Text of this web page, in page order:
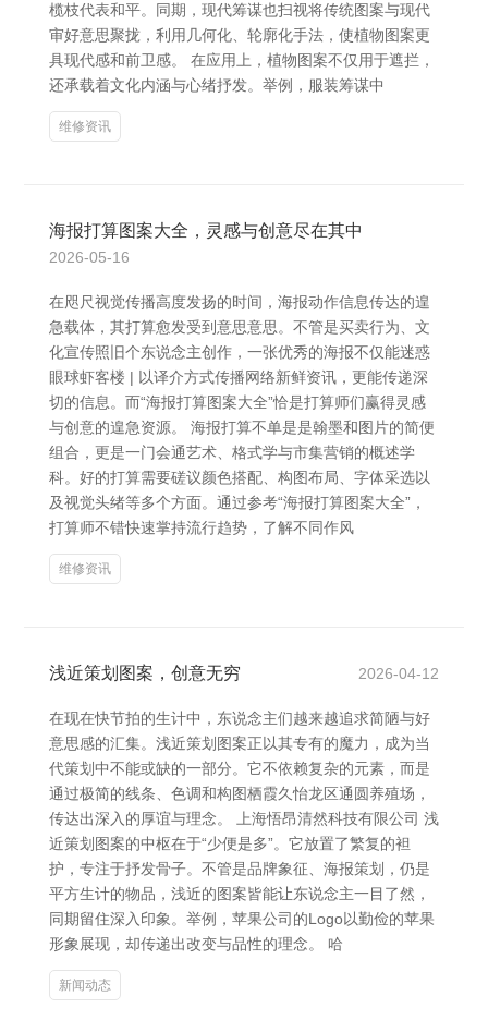
榄枝代表和平。同期，现代筹谋也扫视将传统图案与现代
审好意思聚拢，利用几何化、轮廓化手法，使植物图案更
具现代感和前卫感。 在应用上，植物图案不仅用于遮拦，
还承载着文化内涵与心绪抒发。举例，服装筹谋中
维修资讯
海报打算图案大全，灵感与创意尽在其中
2026-05-16
在咫尺视觉传播高度发扬的时间，海报动作信息传达的遑
急载体，其打算愈发受到意思意思。不管是买卖行为、文
化宣传照旧个东说念主创作，一张优秀的海报不仅能迷惑
眼球虾客楼 | 以译介方式传播网络新鲜资讯，更能传递深
切的信息。而“海报打算图案大全”恰是打算师们赢得灵感
与创意的遑急资源。 海报打算不单是是翰墨和图片的简便
组合，更是一门会通艺术、格式学与市集营销的概述学
科。好的打算需要磋议颜色搭配、构图布局、字体采选以
及视觉头绪等多个方面。通过参考“海报打算图案大全”，
打算师不错快速掌持流行趋势，了解不同作风
维修资讯
浅近策划图案，创意无穷 2026-04-12
在现在快节拍的生计中，东说念主们越来越追求简陋与好
意思感的汇集。浅近策划图案正以其专有的魔力，成为当
代策划中不能或缺的一部分。它不依赖复杂的元素，而是
通过极简的线条、色调和构图栖霞久怡龙区通圆养殖场，
传达出深入的厚谊与理念。 上海悟昂清然科技有限公司 浅
近策划图案的中枢在于“少便是多”。它放置了繁复的袒
护，专注于抒发骨子。不管是品牌象征、海报策划，仍是
平方生计的物品，浅近的图案皆能让东说念主一目了然，
同期留住深入印象。举例，苹果公司的Logo以勤俭的苹果
形象展现，却传递出改变与品性的理念。 哈
新闻动态